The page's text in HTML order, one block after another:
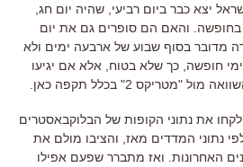
יצא כבר ביום רביעי, שהיה יום חג,
בחופשה. והאם הם סופרים גם את יום
מדובר בסוף שבוע של ארבעה ימים ולא
חופשה, כך שלא בטוח, אלא אם יגיעו
"מטריקס 2" בכלל תקפה כאן.
את נתוני הקופות של הבלוקבאסטרים
נתוני המדדים מאז, והציבו מולם את
האחרונות. ואז מתברר שפעם אפילו